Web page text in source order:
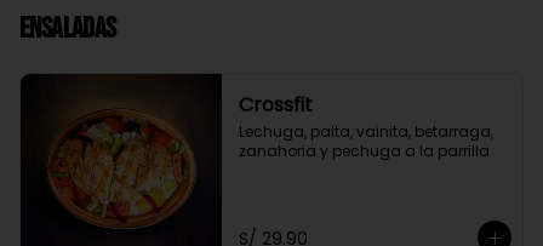
Ensaladas
Crossfit
Lechuga, palta, vainita, betarraga,
zanahoria y pechuga a la parrilla
S/ 29.90